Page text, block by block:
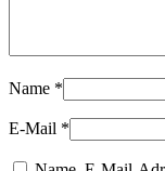
Name *
E-Mail *